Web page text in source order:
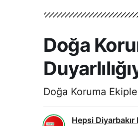
Doğa
Doğa Koruma
Hepsi